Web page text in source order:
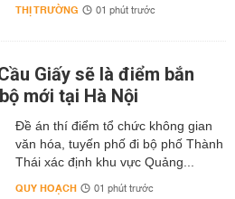
THỊ TRƯỜNG 01 phút trước
Giấy sẽ là điểm bắn
mới tại Hà Nội
Đề án thí điểm tổ chức không gian
văn hóa, tuyến phố đi bộ phố Thành
Thái xác định khu vực Quảng...
QUY HOẠCH 01 phút trước